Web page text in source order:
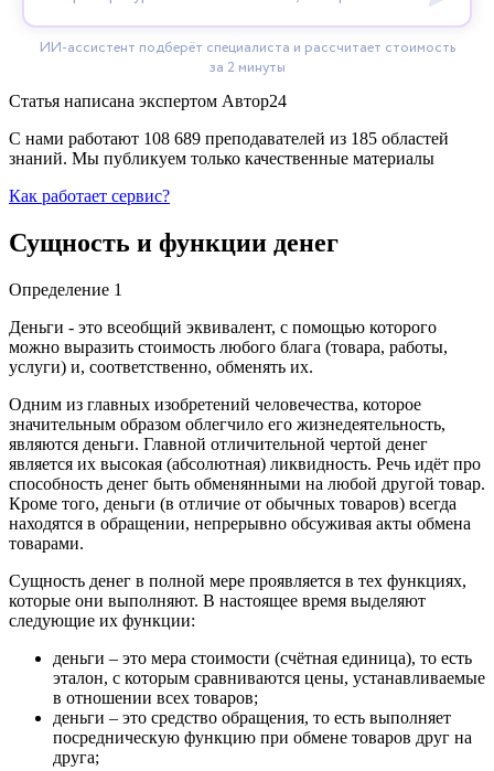
Статья написана экспертом Автор24
С нами работают 108 689 преподавателей из 185 областей
знаний. Мы публикуем только качественные материалы
Как работает сервис?
Сущность и функции денег
Определение 1
Деньги - это всеобщий эквивалент, с помощью которого
можно выразить стоимость любого блага (товара, работы,
услуги) и, соответственно, обменять их.
Одним из главных изобретений человечества, которое
значительным образом облегчило его жизнедеятельность,
являются деньги. Главной отличительной чертой денег
является их высокая (абсолютная) ликвидность. Речь идёт про
способность денег быть обменянными на любой другой товар.
Кроме того, деньги (в отличие от обычных товаров) всегда
находятся в обращении, непрерывно обсуживая акты обмена
товарами.
Сущность денег в полной мере проявляется в тех функциях,
которые они выполняют. В настоящее время выделяют
следующие их функции:
деньги – это мера стоимости (счётная единица), то есть
эталон, с которым сравниваются цены, устанавливаемые
в отношении всех товаров;
деньги – это средство обращения, то есть выполняет
посредническую функцию при обмене товаров друг на
друга;